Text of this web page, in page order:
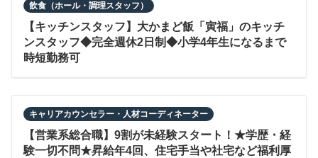
飲食（ホール・調理スタッフ）
【キッチンスタッフ】大かまど飯「寅福」のキッチ
ンスタッフ◆完全週休2日制◆小学4年生になるまで
時短勤務可
キャリアカウンセラー・人材コーディネーター
【営業系総合職】9割が未経験スタート！★学歴・経
験一切不問★昇給年4回、住宅手当や社宅など福利厚